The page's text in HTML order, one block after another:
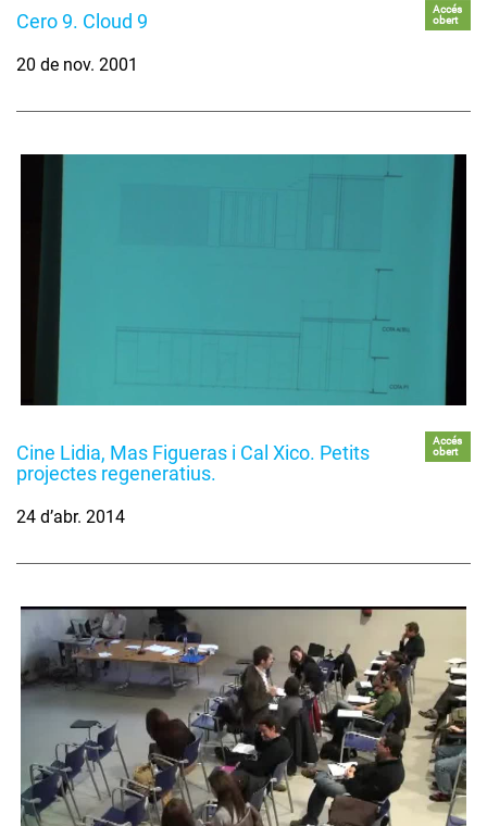
Cero 9. Cloud 9
Accés
obert
20 de nov. 2001
Cine Lidia, Mas Figueras i Cal Xico. Petits
projectes regeneratius.
Accés
obert
24 d’abr. 2014